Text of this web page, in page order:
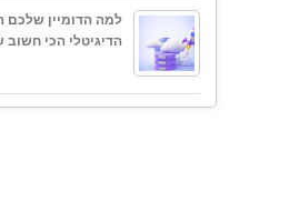
למה הדומיין שלכם
הדיגיטלי הכי